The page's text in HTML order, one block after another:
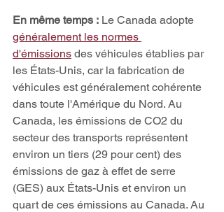
En même temps : Le Canada adopte
généralement les normes
d'émissions des véhicules établies par
les États-Unis, car la fabrication de
véhicules est généralement cohérente
dans toute l'Amérique du Nord. Au
Canada, les émissions de CO2 du
secteur des transports représentent
environ un tiers (29 pour cent) des
émissions de gaz à effet de serre
(GES) aux États-Unis et environ un
quart de ces émissions au Canada. Au